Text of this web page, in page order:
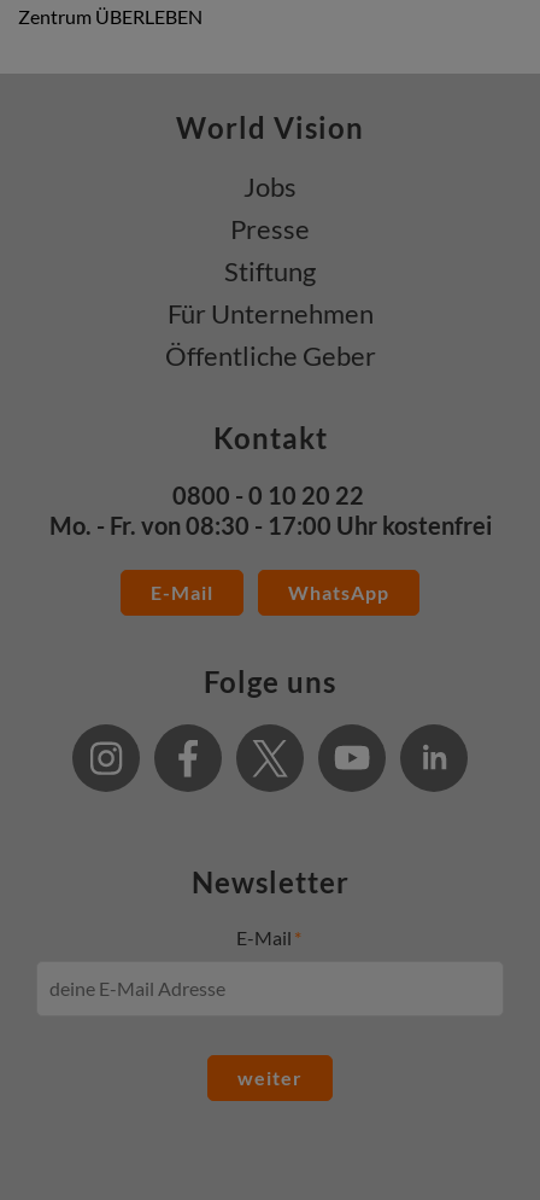
Zentrum ÜBERLEBEN
World Vision
Jobs
Presse
Stiftung
Für Unternehmen
Öffentliche Geber
Kontakt
0800 - 0 10 20 22
Mo. - Fr. von 08:30 - 17:00 Uhr kostenfrei
E-Mail WhatsApp
Folge uns
Newsletter
E-Mail
weiter